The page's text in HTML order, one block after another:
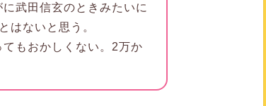
武田信玄のときみたいに
はないと思う。
もおかしくない。2万か